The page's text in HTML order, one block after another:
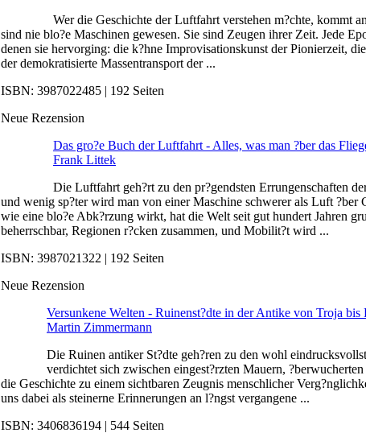
Wer die Geschichte der Luftfahrt verstehen m?chte, kommt
sind nie blo?e Maschinen gewesen. Sie sind Zeugen ihrer Zeit. Jede
denen sie hervorging: die k?hne Improvisationskunst der Pionierzeit,
der demokratisierte Massentransport der ...
ISBN: 3987022485 | 192 Seiten
Neue Rezension
Das gro?e Buch der Luftfahrt - Alles, was man ?ber das
Frank Littek
Die Luftfahrt geh?rt zu den pr?gendsten Errungenschaften
und wenig sp?ter wird man von einer Maschine schwerer als Luft ?ber
wie eine blo?e Abk?rzung wirkt, hat die Welt seit gut hundert Jahren
beherrschbar, Regionen r?cken zusammen, und Mobilit?t wird ...
ISBN: 3987021322 | 192 Seiten
Neue Rezension
Versunkene Welten - Ruinenst?dte in der Antike von Troja bis
Martin Zimmermann
Die Ruinen antiker St?dte geh?ren zu den wohl
verdichtet sich zwischen eingest?rzten Mauern,
die Geschichte zu einem sichtbaren Zeugnis menschlicher
uns dabei als steinerne Erinnerungen an l?ngst vergangene ...
ISBN: 3406836194 | 544 Seiten